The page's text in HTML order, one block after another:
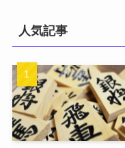
人気記事